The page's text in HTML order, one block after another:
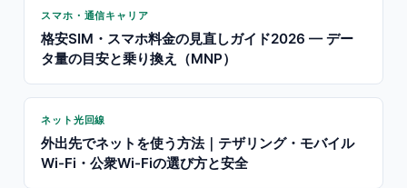
スマホ・通信キャリア
格安SIM・スマホ料金の見直しガイド2026 — デー
タ量の目安と乗り換え（MNP）
ネット光回線
外出先でネットを使う方法｜テザリング・モバイル
Wi-Fi・公衆Wi-Fiの選び方と安全